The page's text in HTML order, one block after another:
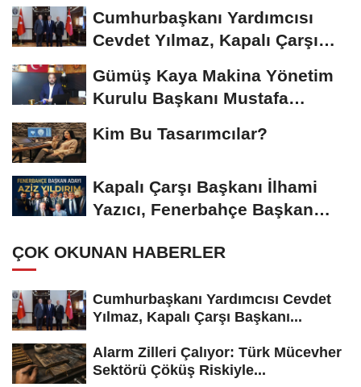
Cumhurbaşkanı Yardımcısı
Cevdet Yılmaz, Kapalı Çarşı
Gümüş Kaya Makina Yönetim
Kurulu Başkanı Mustafa
Kim Bu Tasarımcılar?
Kapalı Çarşı Başkanı İlhami
Yazıcı, Fenerbahçe Başkan
ÇOK OKUNAN HABERLER
Cumhurbaşkanı Yardımcısı Cevdet
Yılmaz, Kapalı Çarşı Başkanı...
Alarm Zilleri Çalıyor: Türk Mücevher
Sektörü Çöküş Riskiyle...